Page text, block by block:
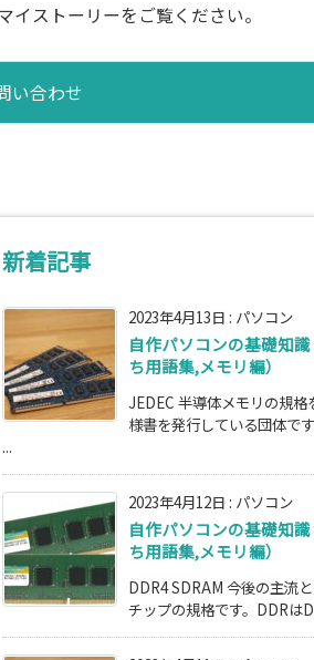
ストーリーをご覧ください。
い合わせ
新着記事
2023年4月13日 : パソコン
自作パソコンの基礎知
ち用語集,メモリ編）
JEDEC 半導体メモリの規格
様書を発行している団体で
...
2023年4月12日 : パソコン
自作パソコンの基礎知
ち用語集,メモリ編）
DDR4 SDRAM 今後の主流
チップの規格です。DDRは